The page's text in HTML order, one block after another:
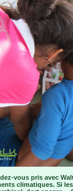
vous pris avec
climatiques. Si